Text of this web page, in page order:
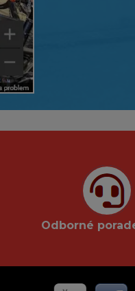
Odborné